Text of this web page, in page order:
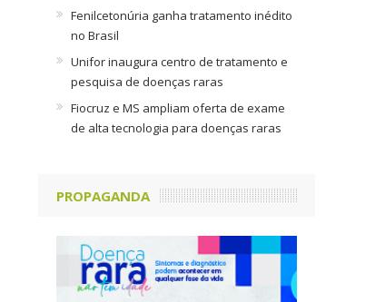
Fenilcetonúria ganha tratamento inédito
no Brasil
Unifor inaugura centro de tratamento e
pesquisa de doenças raras
Fiocruz e MS ampliam oferta de exame
de alta tecnologia para doenças raras
PROPAGANDA